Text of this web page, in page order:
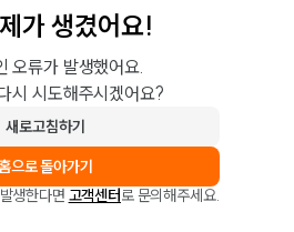
가 생겼어요!
오류가 발생했어요.
시 시도해주시겠어요?
새로고침하기
으로 돌아가기
생한다면 고객센터로 문의해주세요.